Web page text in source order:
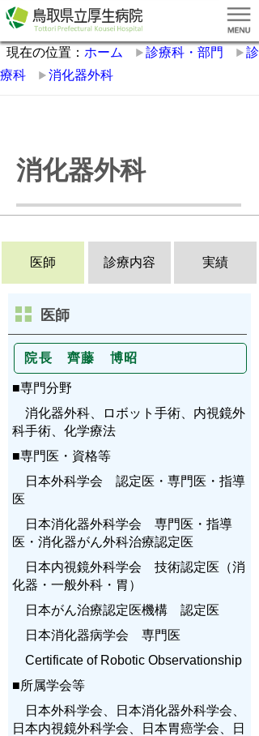
現在の位置： ホーム 診療科・部門
診
療科
消化器外科
消化器外科
医師 診療内容 実績
医師
院長 齊藤 博昭
■専門分野
消化器外科、ロボット手術、内視鏡外
科手術、化学療法
■専門医・資格等
日本外科学会 認定医・専門医・指導
医
日本消化器外科学会 専門医・指導
医・消化器がん外科治療認定医
日本内視鏡外科学会 技術認定医（消
化器・一般外科・胃）
日本がん治療認定医機構 認定医
日本消化器病学会 専門医
Certificate of Robotic Observationship
■所属学会等
日本外科学会、日本消化器外科学会、
日本内視鏡外科学会、日本胃癌学会、日